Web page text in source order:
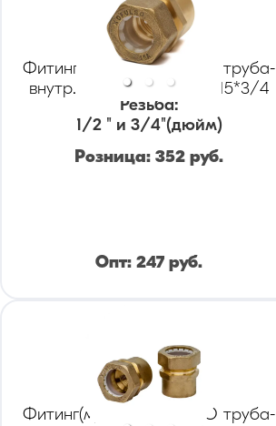
Фитинг(муфта) KOFULSO труба-
внутр. резьба(мама) BIC15*3/4
Резьба:
1/2 " и 3/4"(дюйм)
Розница: 352 руб.
Опт: 247 руб.
Фитинг(муфта) KOFULSO труба-